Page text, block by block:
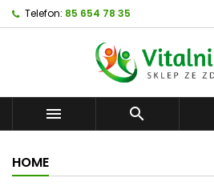
Telefon: 85 654 78 35
 
HOME